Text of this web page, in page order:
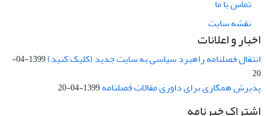
تماس با ما
نقشه سایت
اخبار و اعلانات
انتقال فصلنامه راهبرد سیاسی به سایت جدید (کلیک کنید)
1399-04-
20
پذیرش همکاری برای داوری مقالات فصلنامه1399-04-20
اشتراک خبرنامه